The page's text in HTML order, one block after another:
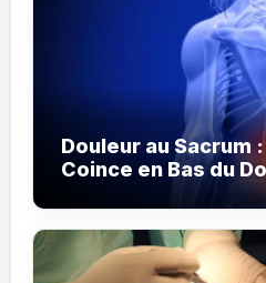
Douleur au Sacrum
Coince en Bas du